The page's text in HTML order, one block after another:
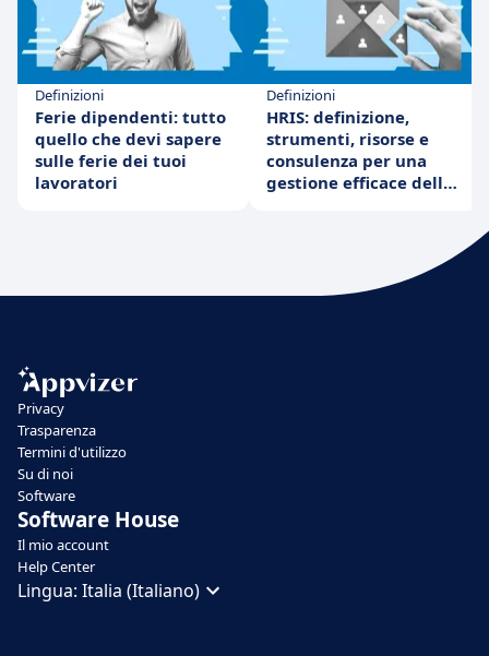
Definizioni
Ferie dipendenti: tutto
quello che devi sapere
sulle ferie dei tuoi
lavoratori
Definizioni
HRIS: definizione,
strumenti, risorse e
consulenza per una
gestione efficace delle
Privacy
Trasparenza
Termini d'utilizzo
Su di noi
Software
Software House
Il mio account
Help Center
Lingua: Italia (Italiano)